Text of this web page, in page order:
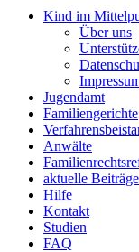
Kind im
Über uns
Jugendamt
Familiengerichte
Anwälte
aktuelle Beiträge
Hilfe
Kontakt
Studien
FAQ